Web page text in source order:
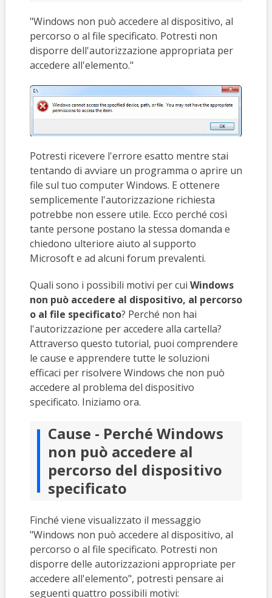
"Windows non può accedere al dispositivo, al
percorso o al file specificato. Potresti non
disporre dell'autorizzazione appropriata per
accedere all'elemento."
Potresti ricevere l'errore esatto mentre stai
tentando di avviare un programma o aprire un
file sul tuo computer Windows. E ottenere
semplicemente l'autorizzazione richiesta
potrebbe non essere utile. Ecco perché così
tante persone postano la stessa domanda e
chiedono ulteriore aiuto al supporto
Microsoft e ad alcuni forum prevalenti.
Quali sono i possibili motivi per cui Windows
non può accedere al dispositivo, al percorso
o al file specificato? Perché non hai
l'autorizzazione per accedere alla cartella?
Attraverso questo tutorial, puoi comprendere
le cause e apprendere tutte le soluzioni
efficaci per risolvere Windows che non può
accedere al problema del dispositivo
specificato. Iniziamo ora.
Cause - Perché Windows
non può accedere al
percorso del dispositivo
specificato
Finché viene visualizzato il messaggio
"Windows non può accedere al dispositivo, al
percorso o al file specificato. Potresti non
disporre delle autorizzazioni appropriate per
accedere all'elemento", potresti pensare ai
seguenti quattro possibili motivi: